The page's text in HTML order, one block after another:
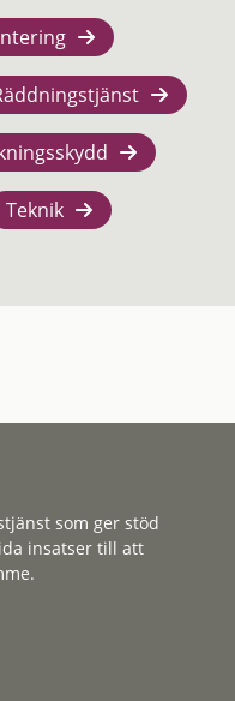
Teknik
som ger stöd
insatser till att